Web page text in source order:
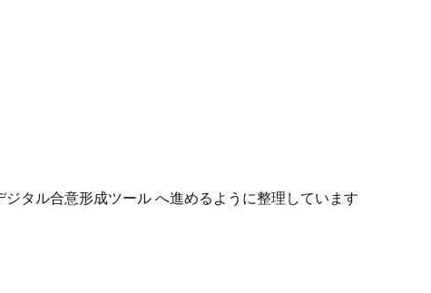
タル合意形成ツール へ進めるように整理しています